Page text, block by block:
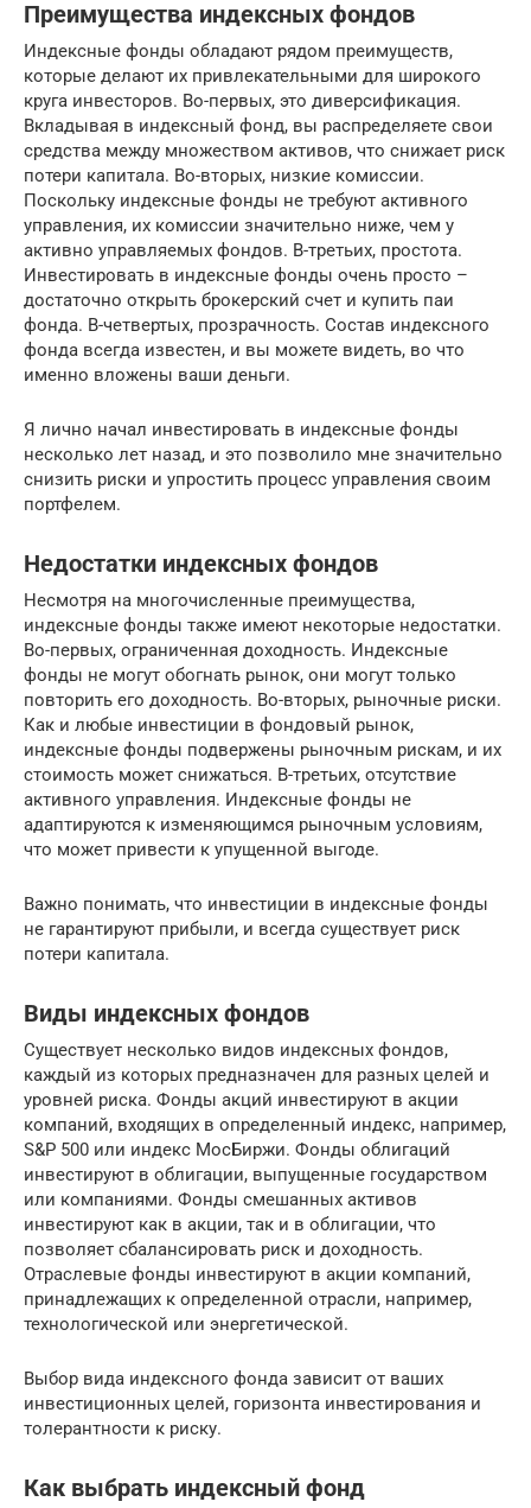
Преимущества индексных фондов
Индексные фонды обладают рядом преимуществ,
которые делают их привлекательными для широкого
круга инвесторов. Во-первых, это диверсификация.
Вкладывая в индексный фонд, вы распределяете свои
средства между множеством активов, что снижает риск
потери капитала. Во-вторых, низкие комиссии.
Поскольку индексные фонды не требуют активного
управления, их комиссии значительно ниже, чем у
активно управляемых фондов. В-третьих, простота.
Инвестировать в индексные фонды очень просто –
достаточно открыть брокерский счет и купить паи
фонда. В-четвертых, прозрачность. Состав индексного
фонда всегда известен, и вы можете видеть, во что
именно вложены ваши деньги.
Я лично начал инвестировать в индексные фонды
несколько лет назад, и это позволило мне значительно
снизить риски и упростить процесс управления своим
портфелем.
Недостатки индексных фондов
Несмотря на многочисленные преимущества,
индексные фонды также имеют некоторые недостатки.
Во-первых, ограниченная доходность. Индексные
фонды не могут обогнать рынок, они могут только
повторить его доходность. Во-вторых, рыночные риски.
Как и любые инвестиции в фондовый рынок,
индексные фонды подвержены рыночным рискам, и их
стоимость может снижаться. В-третьих, отсутствие
активного управления. Индексные фонды не
адаптируются к изменяющимся рыночным условиям,
что может привести к упущенной выгоде.
Важно понимать, что инвестиции в индексные фонды
не гарантируют прибыли, и всегда существует риск
потери капитала.
Виды индексных фондов
Существует несколько видов индексных фондов,
каждый из которых предназначен для разных целей и
уровней риска. Фонды акций инвестируют в акции
компаний, входящих в определенный индекс, например,
S&P 500 или индекс МосБиржи. Фонды облигаций
инвестируют в облигации, выпущенные государством
или компаниями. Фонды смешанных активов
инвестируют как в акции, так и в облигации, что
позволяет сбалансировать риск и доходность.
Отраслевые фонды инвестируют в акции компаний,
принадлежащих к определенной отрасли, например,
технологической или энергетической.
Выбор вида индексного фонда зависит от ваших
инвестиционных целей, горизонта инвестирования и
толерантности к риску.
Как выбрать индексный фонд